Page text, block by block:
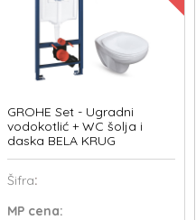
GROHE Set - Ugradni
vodokotlić + WC šolja i
daska BELA KRUG
Šifra:
MPcena: